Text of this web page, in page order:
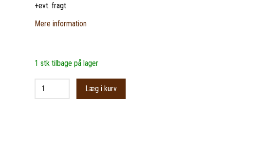
+evt. fragt
Mere information
1 stk tilbage på lager
Læg i kurv